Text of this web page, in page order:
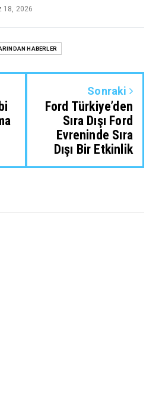
18, 2026
HABERLER
Sonraki
Ford Türkiye’den
Sıra Dışı Ford
Evreninde Sıra
Dışı Bir Etkinlik